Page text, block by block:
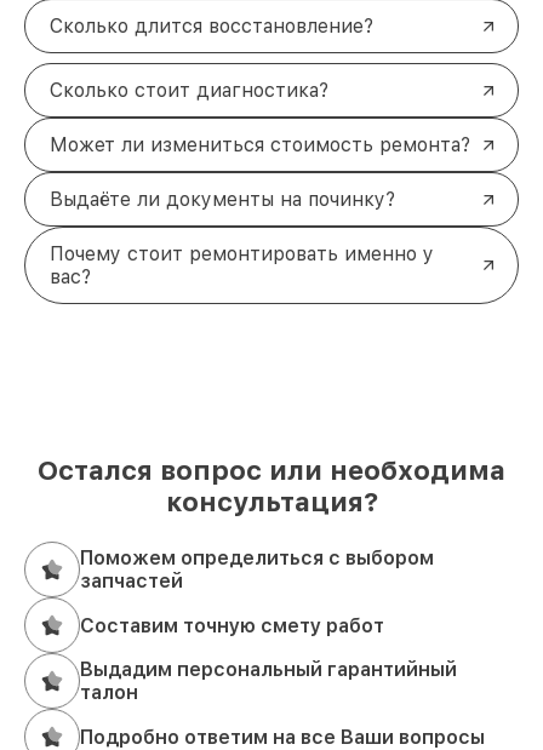
Сколько длится восстановление?
Сколько стоит диагностика?
Может ли измениться стоимость ремонта?
Выдаёте ли документы на починку?
Почему стоит ремонтировать именно у
вас?
Остался вопрос или необходима
консультация?
Поможем определиться с выбором
запчастей
Составим точную смету работ
Выдадим персональный гарантийный
талон
Подробно ответим на все Ваши вопросы